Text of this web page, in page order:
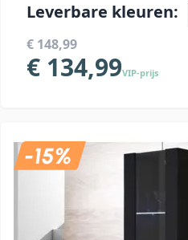
Leverbare kleuren:
€ 148,99
€ 134,99VIP-prijs